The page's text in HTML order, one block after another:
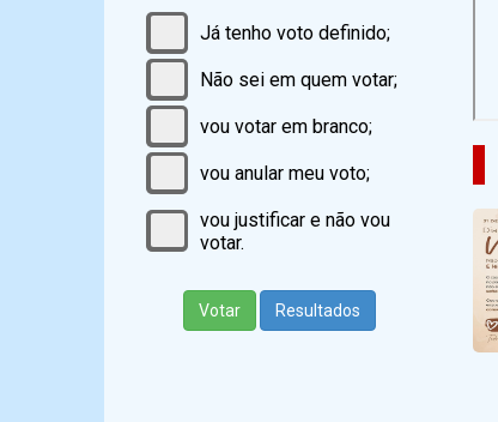
Já tenho voto definido;
Não sei em quem votar;
vou votar em branco;
vou anular meu voto;
vou justificar e não vou
votar.
Votar Resultados